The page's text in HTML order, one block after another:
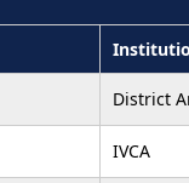
District
IVCA